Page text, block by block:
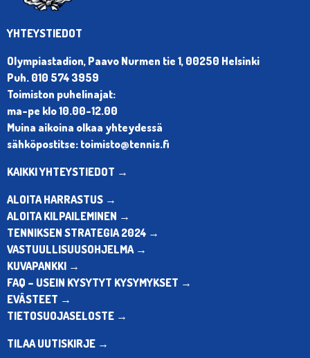
YHTEYSTIEDOT
Olympiastadion, Paavo Nurmen tie 1, 00250 Helsinki
Puh. 010 574 3959
Toimiston puhelinajat:
ma-pe klo 10.00-12.00
Muina aikoina olkaa yhteydessä
sähköpostitse: toimisto@tennis.fi
KAIKKI YHTEYSTIEDOT →
ALOITA HARRASTUS →
ALOITA KILPAILEMINEN →
TENNIKSEN STRATEGIA 2024 →
VASTUULLISUUSOHJELMA →
KUVAPANKKI →
FAQ – USEIN KYSYTYT KYSYMYKSET →
EVÄSTEET →
TIETOSUOJASELOSTE →
TILAA UUTISKIRJE →